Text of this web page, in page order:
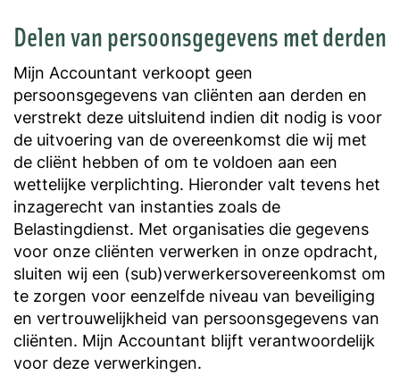
Delen van persoonsgegevens met derden
Mijn Accountant verkoopt geen
persoonsgegevens van cliënten aan derden en
verstrekt deze uitsluitend indien dit nodig is voor
de uitvoering van de overeenkomst die wij met
de cliënt hebben of om te voldoen aan een
wettelijke verplichting. Hieronder valt tevens het
inzagerecht van instanties zoals de
Belastingdienst. Met organisaties die gegevens
voor onze cliënten verwerken in onze opdracht,
sluiten wij een (sub)verwerkersovereenkomst om
te zorgen voor eenzelfde niveau van beveiliging
en vertrouwelijkheid van persoonsgegevens van
cliënten. Mijn Accountant blijft verantwoordelijk
voor deze verwerkingen.